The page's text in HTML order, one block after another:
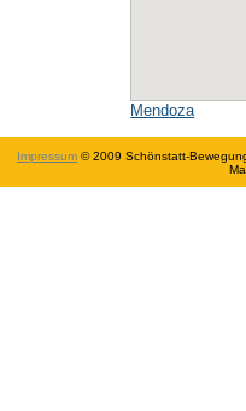
Mendoza
Impressum © 2009 Schönstatt-